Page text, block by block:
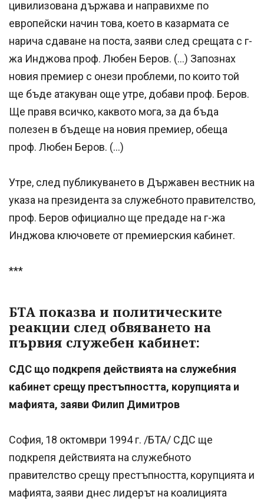
цивилизована държава и направихме по
европейски начин това, което в казармата се
нарича сдаване на поста, заяви след срещата с г-
жа Инджова проф. Любен Беров. (…) Запознах
новия премиер с онези проблеми, по които той
ще бъде атакуван още утре, добави проф. Беров.
Ще правя всичко, каквото мога, за да бъда
полезен в бъдеще на новия премиер, обеща
проф. Любен Беров. (…)
Утре, след публикуването в Държавен вестник на
указа на президента за служебното правителство,
проф. Беров официално ще предаде на г-жа
Инджова ключовете от премиерския кабинет.
***
БТА показва и политическите
реакции след обвяването на
първия служебен кабинет:
СДС що подкрепя действията на служебния
кабинет срещу престъпността, корупцията и
мафията, заяви Филип Димитров
София, 18 октомври 1994 г. /БТА/ СДС ще
подкрепя действията на служебното
правителство срещу престъпността, корупцията и
мафията, заяви днес лидерът на коалицията